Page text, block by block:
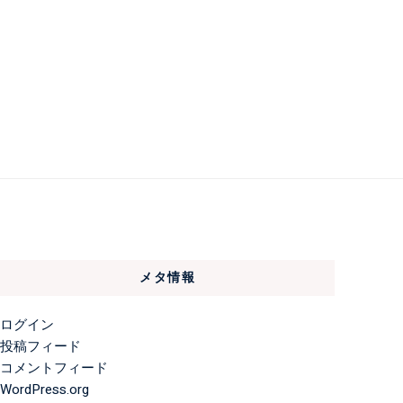
メタ情報
ログイン
投稿フィード
コメントフィード
WordPress.org